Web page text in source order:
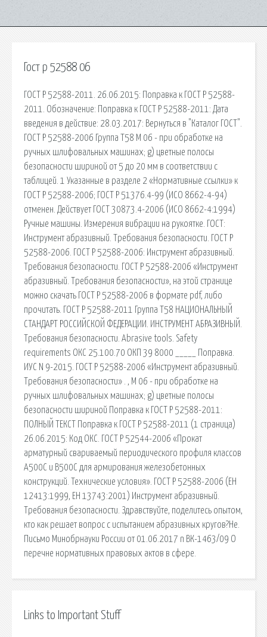
Гост р 52588 06
ГОСТ Р 52588-2011. 26.06.2015: Поправка к ГОСТ Р 52588-
2011. Обозначение: Поправка к ГОСТ Р 52588-2011: Дата
введения в действие: 28.03.2017: Вернуться в "Каталог ГОСТ".
ГОСТ Р 52588-2006 Группа Т58 М 06 - при обработке на
ручных шлифовальных машинах; g) цветные полосы
безопасности шириной от 5 до 20 мм в соответствии с
таблицей. 1 Указанные в разделе 2 «Нормативные ссылки» к
ГОСТ Р 52588-2006; ГОСТ Р 51376.4-99 (ИСО 8662-4-94)
отменен. Действует ГОСТ 30873.4-2006 (ИСО 8662-4:1994)
Ручные машины. Измерения вибрации на рукоятке. ГОСТ:
Инструмент абразивный. Требования безопасности. ГОСТ Р
52588-2006. ГОСТ Р 52588-2006: Инструмент абразивный.
Требования безопасности. ГОСТ Р 52588-2006 «Инструмент
абразивный. Требования безопасности», на этой странице
можно скачать ГОСТ Р 52588-2006 в формате pdf, либо
прочитать. ГОСТ Р 52588-2011 Группа Т58 НАЦИОНАЛЬНЫЙ
СТАНДАРТ РОССИЙСКОЙ ФЕДЕРАЦИИ. ИНСТРУМЕНТ АБРАЗИВНЫЙ.
Требования безопасности. Abrasive tools. Safety
requirements ОКС 25.100.70 ОКП 39 8000 _____ Поправка.
ИУС N 9-2015. ГОСТ Р 52588-2006 «Инструмент абразивный.
Требования безопасности» . , М 06 - при обработке на
ручных шлифовальных машинах; g) цветные полосы
безопасности шириной Поправка к ГОСТ Р 52588-2011:
ПОЛНЫЙ ТЕКСТ Поправка к ГОСТ Р 52588-2011 (1 страница)
26.06.2015: Код ОКС. ГОСТ Р 52544-2006 «Прокат
арматурный свариваемый периодического профиля классов
А500С и В500С для армирования железобетонных
конструкций. Технические условия». ГОСТ Р 52588-2006 (ЕН
12413:1999, ЕН 13743:2001) Инструмент абразивный.
Требования безопасности. Здравствуйте, поделитесь опытом,
кто как решает вопрос с испытанием абразивных кругов?Не.
Письмо Минобрнауки России от 01.06.2017 n ВК-1463/09 О
перечне нормативных правовых актов в сфере.
Links to Important Stuff